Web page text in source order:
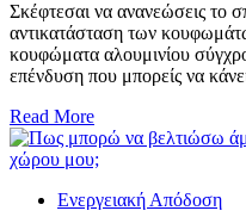
Σκέφτεσαι να ανανεώσεις το
αντικατάσταση των
κουφώματα αλουμινίου
επένδυση που μπορείς να
Read More
Ενεργειακή Απόδοση